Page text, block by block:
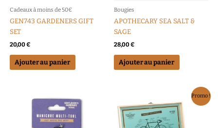
Cadeaux à moins de 50€
GEN743 GARDENERS GIFT
SET
20,00€
Ajouter au panier
Bougies
APOTHECARY SEA SALT &
SAGE
28,00€
Ajouter au panier
Promo !
initial
était :
54,00 €.
actuel
est :
43,20 €.